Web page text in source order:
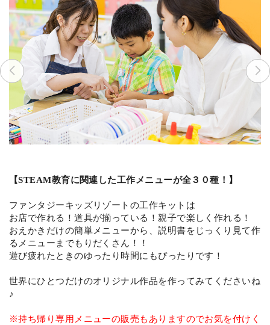
【STEAM教育に関連した工作メニューが全３０種！】
ファンタジーキッズリゾートの工作キットは
お店で作れる！道具が揃っている！親子で楽しく作れる！
おえかきだけの簡単メニューから、説明書をじっくり見て作
るメニューまでもりだくさん！！
遊び疲れたときのゆったり時間にもぴったりです！
世界にひとつだけのオリジナル作品を作ってみてくださいね
♪
※持ち帰り専用メニューの販売もありますのでお気を付けく